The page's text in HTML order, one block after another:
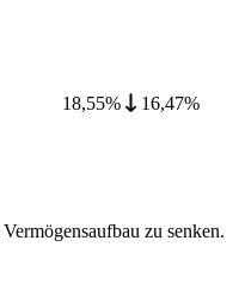
18,55% 16,47%
zu senken.